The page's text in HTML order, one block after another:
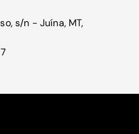
s/n - Juína, MT,